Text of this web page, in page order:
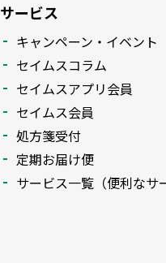
サービス
キャンペーン・イベント
セイムスコラム
セイムスアプリ会員
セイムス会員
処方箋受付
定期お届け便
サービス一覧（便利なサ